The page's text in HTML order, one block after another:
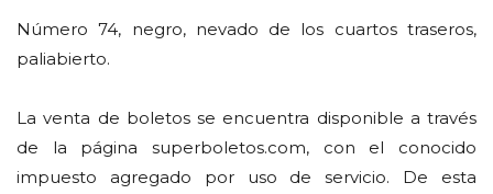
Número 74, negro, nevado de los cuartos traseros,
paliabierto.
La venta de boletos se encuentra disponible a través
de la página superboletos.com, con el conocido
impuesto agregado por uso de servicio. De esta